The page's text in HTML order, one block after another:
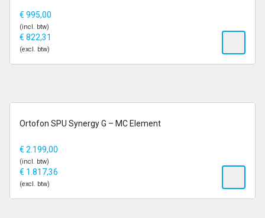
€ 995,00
(incl. btw)
€ 822,31
(excl. btw)
1-2 dagen
Ortofon SPU Synergy G – MC Element
€ 2.199,00
(incl. btw)
€ 1.817,36
(excl. btw)